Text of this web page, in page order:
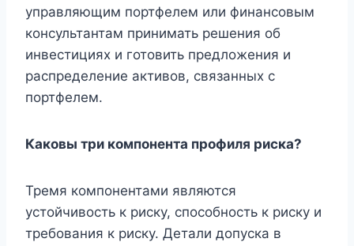
управляющим портфелем или финансовым
консультантам принимать решения об
инвестициях и готовить предложения и
распределение активов, связанных с
портфелем.
Каковы три компонента профиля риска?
Тремя компонентами являются
устойчивость к риску, способность к риску и
требования к риску. Детали допуска в